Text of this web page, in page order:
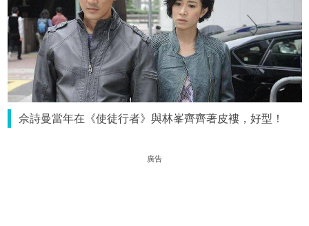
佘詩曼當年在《使徒行者》與林峯齊齊著皮褸，好型！
廣告